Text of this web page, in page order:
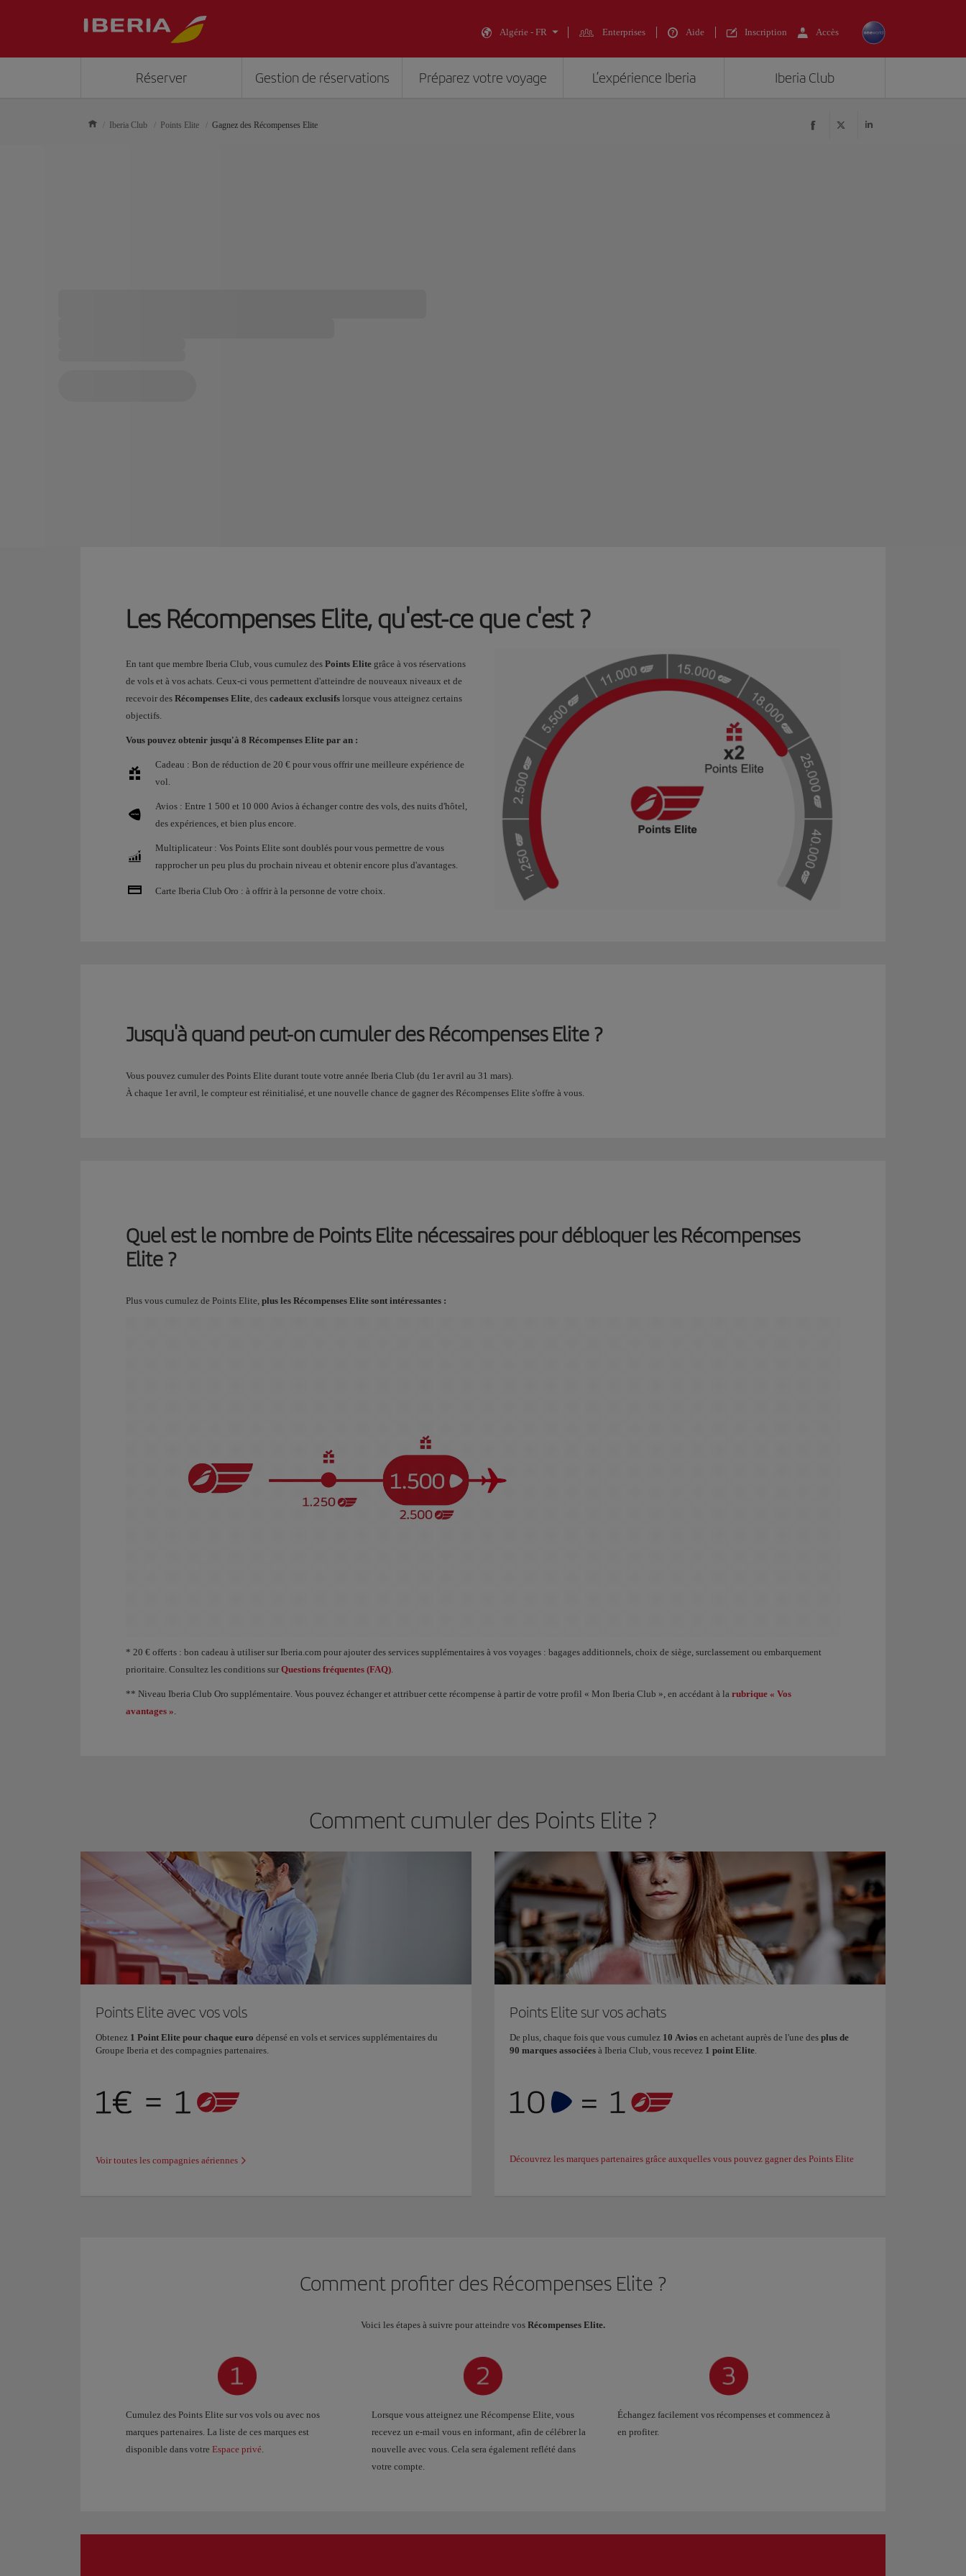
Algérie - FR Enterprises Aide Inscription Accès
Réserver Gestion de réservations Préparez votre voyage L’expérience Iberia Iberia Club
Iberia Club Points Elite Gagnez des Récompenses Elite
Les Récompenses Elite, qu'est-ce que c'est ?
En tant que membre Iberia Club, vous cumulez des Points Elite grâce à vos réservations
de vols et à vos achats. Ceux-ci vous permettent d'atteindre de nouveaux niveaux et de
recevoir des Récompenses Elite, des cadeaux exclusifs lorsque vous atteignez certains
objectifs.
Vous pouvez obtenir jusqu'à 8 Récompenses Elite par an :
Cadeau : Bon de réduction de 20 € pour vous offrir une meilleure expérience de
vol.
Avios : Entre 1 500 et 10 000 Avios à échanger contre des vols, des nuits d'hôtel,
des expériences, et bien plus encore.
Multiplicateur : Vos Points Elite sont doublés pour vous permettre de vous
rapprocher un peu plus du prochain niveau et obtenir encore plus d'avantages.
Carte Iberia Club Oro : à offrir à la personne de votre choix.
Jusqu'à quand peut-on cumuler des Récompenses Elite ?
Vous pouvez cumuler des Points Elite durant toute votre année Iberia Club (du 1er avril au 31 mars).
À chaque 1er avril, le compteur est réinitialisé, et une nouvelle chance de gagner des Récompenses Elite s'offre à vous.
Quel est le nombre de Points Elite nécessaires pour débloquer les Récompenses
Elite ?
Plus vous cumulez de Points Elite, plus les Récompenses Elite sont intéressantes :
* 20 € offerts : bon cadeau à utiliser sur Iberia.com pour ajouter des services supplémentaires à vos voyages : bagages additionnels, choix de siège, surclassement ou embarquement
prioritaire. Consultez les conditions sur Questions fréquentes (FAQ)
** Niveau Iberia Club Oro supplémentaire. Vous pouvez échanger et attribuer cette récompense à partir de votre profil « Mon Iberia Club », en accédant à la rubrique « Vos
avantages »
Comment cumuler des Points Elite ?
Points Elite avec vos vols
Obtenez 1 Point Elite pour chaque euro dépensé en vols et services supplémentaires du
Groupe Iberia et des compagnies partenaires.
Voir toutes les compagnies aériennes
Points Elite sur vos achats
De plus, chaque fois que vous cumulez 10 Avios en achetant auprès de l'une des plus de
90 marques associées à Iberia Club, vous recevez 1 point Elite.
Découvrez les marques partenaires grâce auxquelles vous pouvez gagner des Points Elite
Comment profiter des Récompenses Elite ?
Voici les étapes à suivre pour atteindre vos Récompenses Elite.
Cumulez des Points Elite sur vos vols ou avec nos
marques partenaires. La liste de ces marques est
disponible dans votre Espace privé
Lorsque vous atteignez une Récompense Elite, vous
recevez un e-mail vous en informant, afin de célébrer la
nouvelle avec vous. Cela sera également reflété dans
votre compte.
Échangez facilement vos récompenses et commencez à
en profiter.